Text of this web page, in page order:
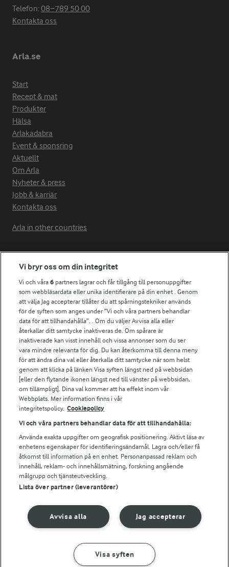
GÖR SÅ HÄR INGREDIENSER
Telefon:08−789 50 00
Kontakta oss
Arla.se
Start
Recept & mat
Produkter
Hälsa
Arlakadabra
Event & sponsring
Aktuellt
Om Arla
Nyheter & press
Jobb & karriär
Kontakta oss
Arla in other countries
Fler Arlasajter
För ägare
Arlas kundportal
Arla.com
Falbygdens Ost
Arla webbshop
Bildbank
Följ oss
© 2026 Arla Foods
Integritetspolicy
Vi bryr oss om din integritet
Vi och våra6 partners lagrar och får tillgång till personuppgifter
som webbläsardata eller unika identifierare på din enhet . Genom
att välja Jag accepterar tillåter du att spårningstekniker används
för de syften som anges under ”Vi och våra partners behandlar
data för att tillhandahålla”. . Om du väljer Avvisa alla eller
återkallar ditt samtycke inaktiveras de. Om spårare är
inaktiverade kan visst innehåll och vissa annonser som du ser
vara mindre relevanta för dig. Du kan återkomma till denna meny
för att ändra dina val eller återkalla ditt samtycke när som helst
genom att klicka på länken Visa syften längst ned på webbsidan
[eller den flytande ikonen längst ned till vänster på webbsidan,
om tillämpligt]. Dina val kommer att ha effekt inom vår
Webbplats. Mer information finns i vår
integritetspolicy. Cookiepolicy
Vi och våra partners behandlar data för att tillhandahålla:
Använda exakta uppgifter om geografisk positionering. Aktivt läsa av
enhetens egenskaper för identifieringsändamål. Lagra och/eller få
åtkomst till information på en enhet. Personanpassad reklam och
innehåll, reklam- och innehållsmätning, forskning angående
målgrupp och tjänsteutveckling.
Lista över partner (leverantörer)
Jag accepterar
Avvisa alla
Visa syften